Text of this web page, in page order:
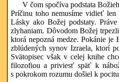
V čom spočíva podstata
Príčinu toho nemusíme vidieť len
Lásky ako Božej podstaty.
zlyhaniam. Dôvodom Božej
ktorá nepozná medze. Pokánie je
zblúdených synov Izraela, ktorí
Svätopisec však v celej knihe
filozofiou a priviesť späť k
s pokrokom rozumu došiel k